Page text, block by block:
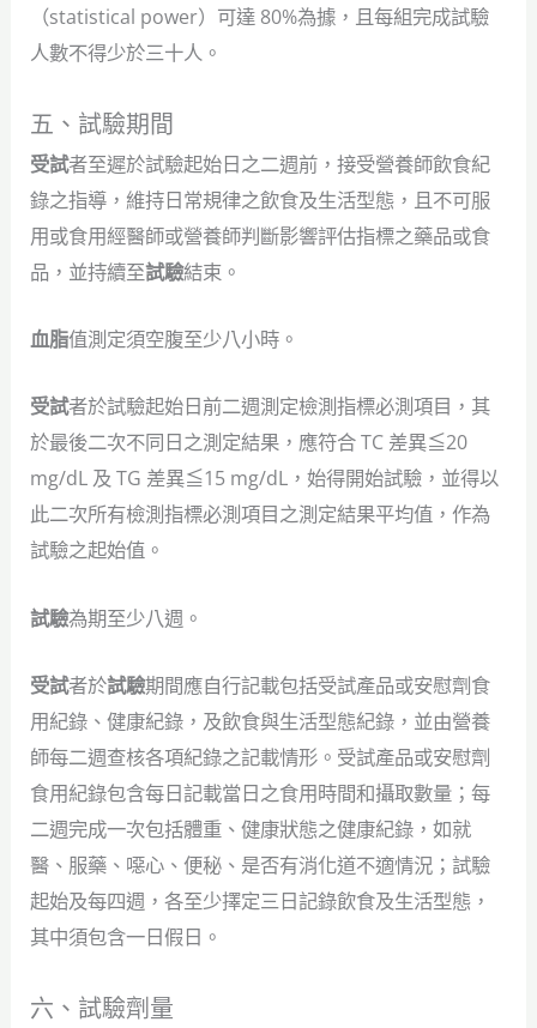
（statistical power）可達 80%為據，且每組完成試驗
人數不得少於三十人。
五、試驗期間
受試者至遲於試驗起始日之二週前，接受營養師飲食紀
錄之指導，維持日常規律之飲食及生活型態，且不可服
用或食用經醫師或營養師判斷影響評估指標之藥品或食
品，並持續至試驗結束。
血脂值測定須空腹至少八小時。
受試者於試驗起始日前二週測定檢測指標必測項目，其
於最後二次不同日之測定結果，應符合 TC 差異≦20
mg/dL 及 TG 差異≦15 mg/dL，始得開始試驗，並得以
此二次所有檢測指標必測項目之測定結果平均值，作為
試驗之起始值。
試驗為期至少八週。
受試者於試驗期間應自行記載包括受試產品或安慰劑食
用紀錄、健康紀錄，及飲食與生活型態紀錄，並由營養
師每二週查核各項紀錄之記載情形。受試產品或安慰劑
食用紀錄包含每日記載當日之食用時間和攝取數量；每
二週完成一次包括體重、健康狀態之健康紀錄，如就
醫、服藥、噁心、便秘、是否有消化道不適情況；試驗
起始及每四週，各至少擇定三日記錄飲食及生活型態，
其中須包含一日假日。
六、試驗劑量